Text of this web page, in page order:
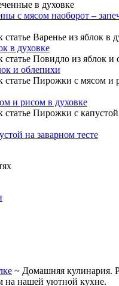
с мясом наоборот –
в духовке
и облепихи
и рисом в духовке
на заварном тесте
~ Домашняя кулинария.
на нашей уютной кухне.